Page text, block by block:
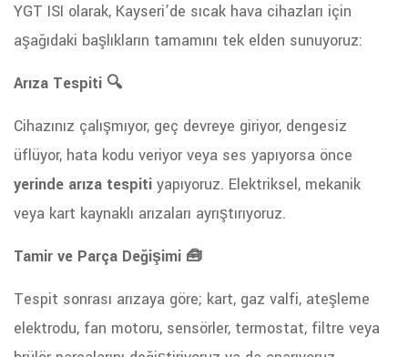
YGT ISI olarak, Kayseri’de sıcak hava cihazları için
aşağıdaki başlıkların tamamını tek elden sunuyoruz:
Arıza Tespiti 🔍
Cihazınız çalışmıyor, geç devreye giriyor, dengesiz
üflüyor, hata kodu veriyor veya ses yapıyorsa önce
yerinde arıza tespiti yapıyoruz. Elektriksel, mekanik
veya kart kaynaklı arızaları ayrıştırıyoruz.
Tamir ve Parça Değişimi 🧰
Tespit sonrası arızaya göre; kart, gaz valfi, ateşleme
elektrodu, fan motoru, sensörler, termostat, filtre veya